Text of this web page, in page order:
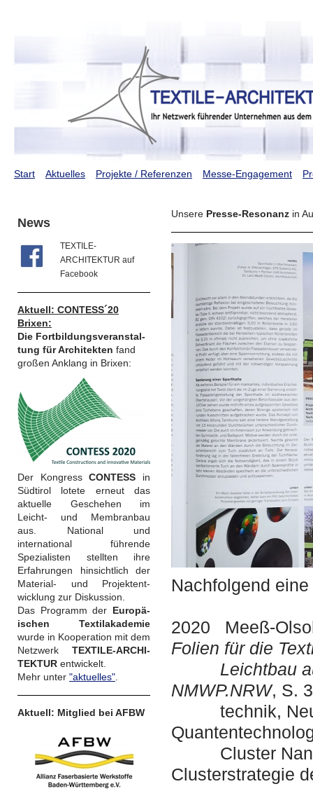
Start Aktuelles Projekte / Referenzen Messe-Engagement
Unsere Presse-Resonanz in
Nachfolgend
2020 Meeß-
Folien für die
Leichtbau aus
NMWP.NRW, S.
technik, Neue
Cluster
Clusterstrategie
News
TEXTILE-
ARCHITEKTUR auf
Facebook
Aktuell: CONTESS´20
Brixen:
Die Fortbildungsveranstal-
tung für Architekten fand
großen Anklang in Brixen:
Der KongressCONTESS in
Südtirol lotete erneut das
aktuelle Geschehen im
Leicht- und Membranbau
aus. National und
international führende
Spezialisten stellten ihre
Erfahrungen hinsichtlich der
Material- und Projektent-
wicklung zur Diskussion.
Das Programm der Europä-
ischen Textilakademie
wurde in Kooperation mit dem
Netzwerk TEXTILE-ARCHI-
TEKTUR entwickelt.
Mehr unter "aktuelles".
Aktuell: Mitglied bei AFBW